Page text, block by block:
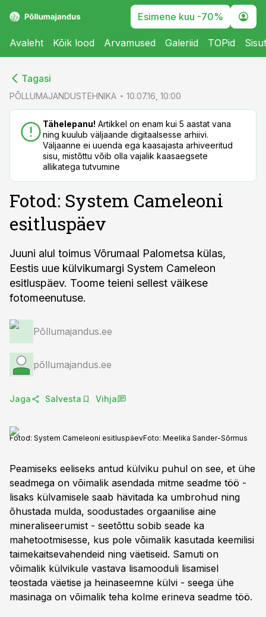
Esimene kuu -70%
Avaleht Kõik lood Arvamused Galeriid TOPid
Tagasi
PÕLLUMAJANDUSTEHNIKA 10.07.16, 10:00
Tähelepanu! Artikkel on enam kui 5 aastat vana
ning kuulub väljaande digitaalsesse arhiivi.
Väljaanne ei uuenda ega kaasajasta arhiveeritud
sisu, mistõttu võib olla vajalik kaasaegsete
allikatega tutvumine
Fotod: System Cameleoni
esitluspäev
Juuni alul toimus Võrumaal Palometsa külas,
Eestis uue külvikumargi System Cameleon
esitluspäev. Toome teieni sellest väikese
Põllumajandus.ee
põllumajandus.ee
Jaga Salvesta Vihja
Fotod: System Cameleoni esitluspäevFoto: Meelika Sander-Sõrmus
Peamiseks eeliseks antud külviku puhul on see, et ühe
seadmega on võimalik asendada mitme seadme töö -
lisaks külvamisele saab hävitada ka umbrohud ning
õhustada mulda, soodustades orgaanilise aine
mineraliseerumist - seetõttu sobib seade ka
mahetootmisesse, kus pole võimalik kasutada keemilisi
taimekaitsevahendeid ning väetiseid. Samuti on
võimalik külvikule vastava lisamooduli lisamisel
teostada väetise ja heinaseemne külvi - seega ühe
masinaga on võimalik teha kolme erineva seadme töö.